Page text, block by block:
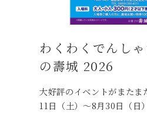
わくわくでんし
の壽城 2026
大好評のイベントがまたま
11日（土）〜8月30日（日